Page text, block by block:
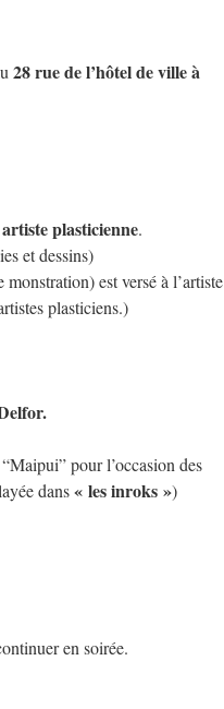
28 rue de l’hôtel de ville à
artiste plasticienne.
et dessins)
est versé à l’artiste
plasticiens.)
pour l’occasion des
dans« les inroks »)
en soirée.